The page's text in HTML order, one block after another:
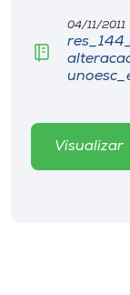
Biblioteca
Editora
04/11/2011
Visualizar